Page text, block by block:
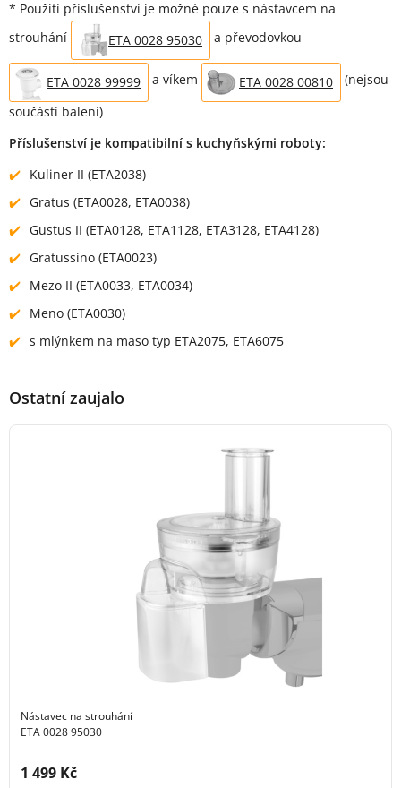
* Použití příslušenství je možné pouze s nástavcem na
strouhání
ETA 0028 95030 a převodovkou
ETA 0028 99999 a víkem ETA 0028 00810
(nejsou
součástí balení)
Příslušenství je kompatibilní s kuchyňskými roboty:
Kuliner II (ETA2038)
Gratus (ETA0028, ETA0038)
Gustus II (ETA0128, ETA1128, ETA3128, ETA4128)
Gratussino (ETA0023)
Mezo II (ETA0033, ETA0034)
Meno (ETA0030)
s mlýnkem na maso typ ETA2075, ETA6075
Ostatní zaujalo
Nástavec na strouhání
ETA 0028 95030
Cena s DPH:
1 499 Kč